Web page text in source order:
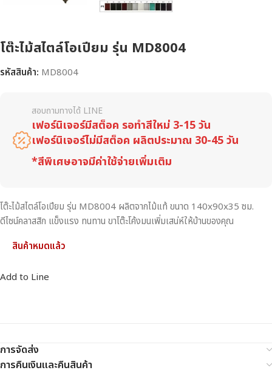
โต๊ะไม้สไตล์โอเปียม รุ่น MD8004
รหัสสินค้า: MD8004
สอบถามทางได้ LINE
เฟอร์นิเจอร์มีสต็อค รอทำสีใหม่ 3-15 วัน
เฟอร์นิเจอร์ไม่มีสต็อค ผลิตประมาณ 30-45 วัน
*สีพิเศษอาจมีค่าใช้จ่ายเพิ่มเติม
โต๊ะไม้สไตล์โอเปียม รุ่น MD8004 ผลิตจากไม้แท้ ขนาด 140x90x35 ซม.
ดีไซน์คลาสสิก แข็งแรง ทนทาน ขาโต๊ะโค้งมนเพิ่มเสน่ห์ให้บ้านของคุณ
สินค้าหมดแล้ว
Add to Line
การจัดส่ง
การคืนเงินและคืนสินค้า